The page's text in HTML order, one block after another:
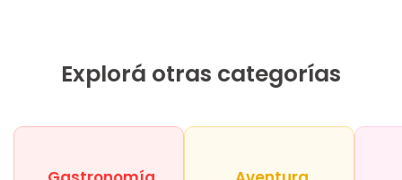
Explorá otras categorías